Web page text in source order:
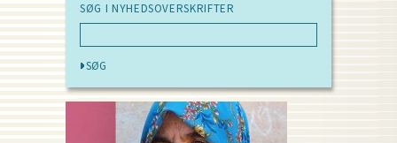
SØG I NYHEDSOVERSKRIFTER